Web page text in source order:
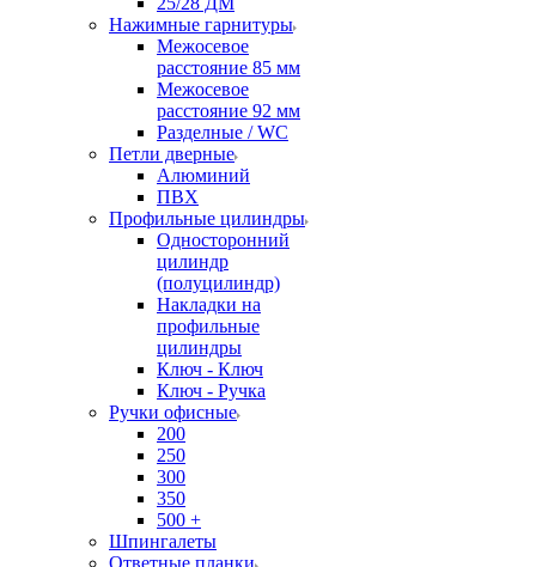
Нажимные гарнитуры
Межосевое
расстояние 85 мм
Межосевое
расстояние 92 мм
Разделные / WC
Петли дверные
Алюминий
ПВХ
Профильные цилиндры
Односторонний
цилиндр
(полуцилиндр)
Накладки на
профильные
цилиндры
Ключ - Ключ
Ключ - Ручка
Ручки офисные
200
250
300
350
500 +
Шпингалеты
Ответные планки